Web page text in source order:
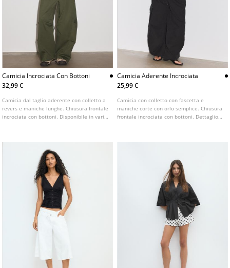
Camicia Incrociata Con Bottoni
32,99 €
Camicia dal taglio aderente con colletto a
revers e maniche lunghe. Chiusura frontale
incrociata con bottoni. Disponibile in vari
Camicia Aderente Incrociata
25,99 €
Camicia con colletto con fascetta e
maniche corte con orlo semplice. Chiusura
frontale incrociata con bottoni. Dettaglio